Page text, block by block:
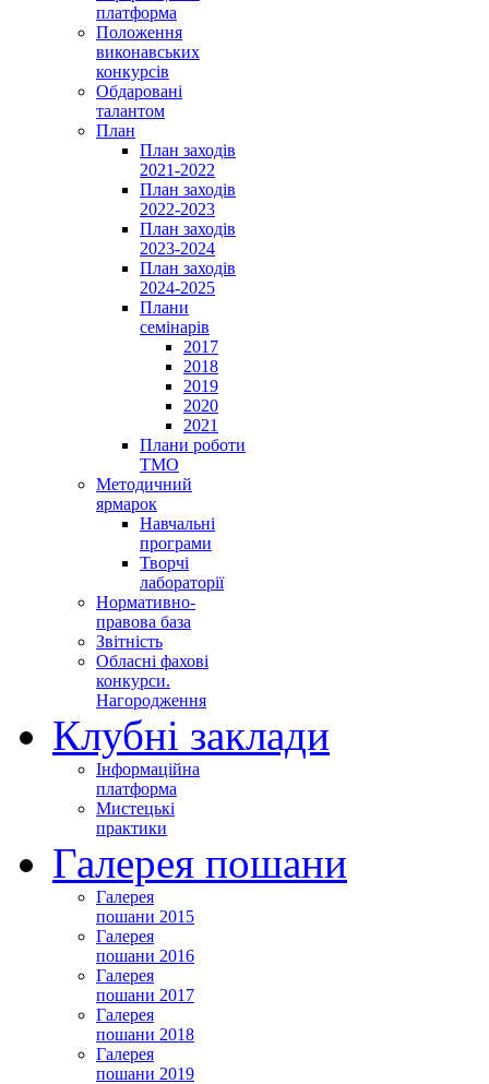
платформа
Положення
виконавських
конкурсів
Обдаровані
талантом
План
План заходів
2021-2022
План заходів
2022-2023
План заходів
2023-2024
План заходів
2024-2025
Плани
семінарів
2017
2018
2019
2020
2021
Плани роботи
ТМО
Методичний
ярмарок
Навчальні
програми
Творчі
лабораторії
Нормативно-
правова база
Звітність
Обласні фахові
конкурси.
Нагородження
Клубні заклади
Інформаційна
платформа
Мистецькі
практики
Галерея пошани
Галерея
пошани 2015
Галерея
пошани 2016
Галерея
пошани 2017
Галерея
пошани 2018
Галерея
пошани 2019